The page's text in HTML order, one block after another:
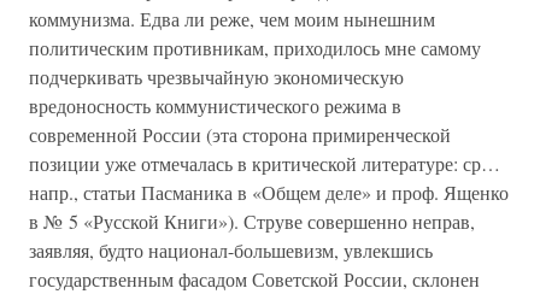
коммунизма. Едва ли реже, чем моим нынешним
политическим противникам, приходилось мне самому
подчеркивать чрезвычайную экономическую
вредоносность коммунистического режима в
современной России (эта сторона примиренческой
позиции уже отмечалась в критической литературе: ср…
напр., статьи Пасманика в «Общем деле» и проф. Ященко
в № 5 «Русской Книги»). Струве совершенно неправ,
заявляя, будто национал-большевизм, увлекшись
государственным фасадом Советской России, склонен